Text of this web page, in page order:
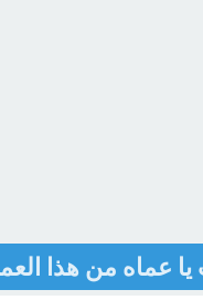
يا عماه من هذا